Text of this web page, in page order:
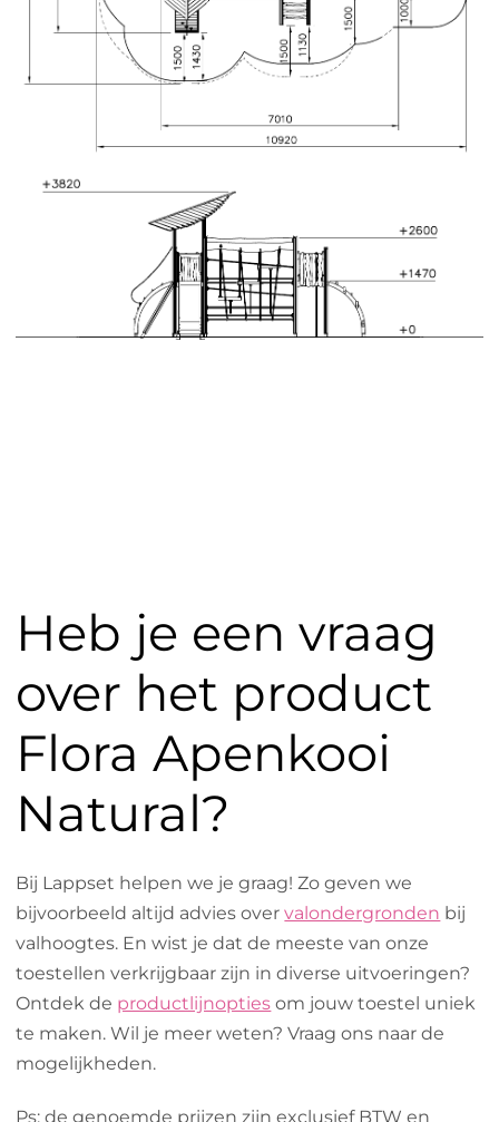
Heb je een vraag
over het product
Flora Apenkooi
Natural?
Bij Lappset helpen we je graag! Zo geven we
bijvoorbeeld altijd advies overvalondergronden bij
valhoogtes. En wist je dat de meeste van onze
toestellen verkrijgbaar zijn in diverse uitvoeringen?
Ontdek de productlijnopties om jouw toestel uniek
te maken. Wil je meer weten? Vraag ons naar de
mogelijkheden.
Ps: de genoemde prijzen zijn exclusief BTW en